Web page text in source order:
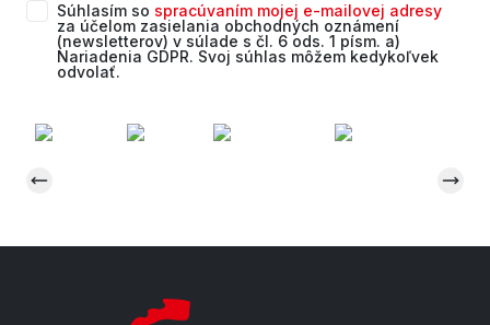
Súhlasím so spracúvaním mojej e-mailovej adresy
za účelom zasielania obchodných oznámení
(newsletterov) v súlade s čl. 6 ods. 1 písm. a)
Nariadenia GDPR. Svoj súhlas môžem kedykoľvek
odvolať.